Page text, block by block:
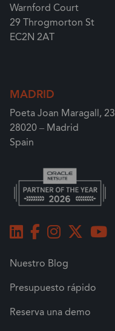
Warnford Court
29 Throgmorton St
EC2N 2AT
MADRID
Poeta Joan Maragall, 23
28020 – Madrid
Spain
Nuestro Blog
Presupuesto rápido
Reserva una demo